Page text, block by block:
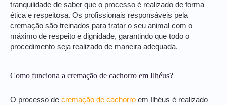
tranquilidade de saber que o processo é realizado de forma
ética e respeitosa. Os profissionais responsáveis pela
cremação são treinados para tratar o seu animal com o
máximo de respeito e dignidade, garantindo que todo o
procedimento seja realizado de maneira adequada.
Como funciona a cremação de cachorro em Ilhéus?
O processo de cremação de cachorro em Ilhéus é realizado